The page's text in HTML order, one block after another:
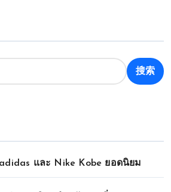
搜索
และ Nike Kobe ยอดนิยม